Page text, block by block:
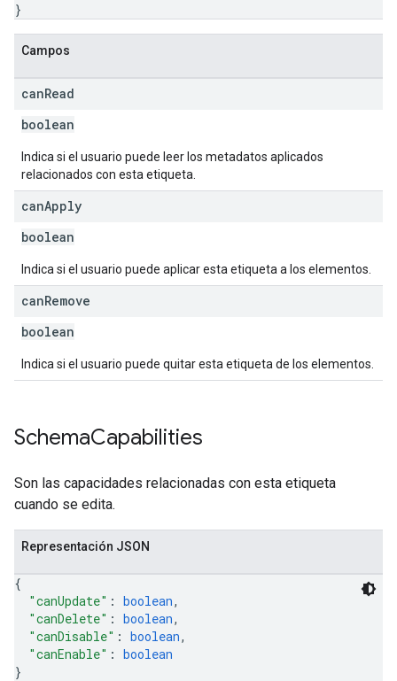
}
Campos
canRead
boolean
Indica si el usuario puede leer los metadatos aplicados
relacionados con esta etiqueta.
canApply
boolean
Indica si el usuario puede aplicar esta etiqueta a los elementos.
canRemove
boolean
Indica si el usuario puede quitar esta etiqueta de los elementos.
SchemaCapabilities
Son las capacidades relacionadas con esta etiqueta
cuando se edita.
Representación JSON
{
"canUpdate" : boolean,
"canDelete" : boolean,
"canDisable" : boolean,
"canEnable" : boolean
}